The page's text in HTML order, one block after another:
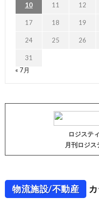
10 11 12
17 18 19
24 25 26
31
« 7月
ロジステ
月刊ロジス
物流施設/不動産